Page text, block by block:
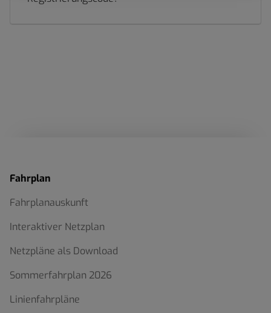
Fahrplan
Fahrplanauskunft
Interaktiver Netzplan
Netzpläne als Download
Sommerfahrplan 2026
Linienfahrpläne